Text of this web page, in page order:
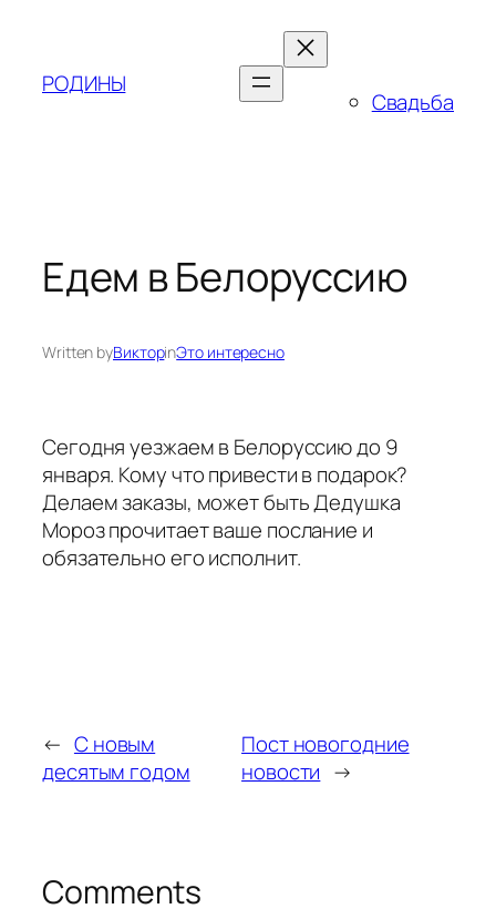
content
РОДИНЫ
Свадьба
Едем в Белоруссию
Written byВикторinЭто интересно
Сегодня уезжаем в Белоруссию до 9
января. Кому что привести в подарок?
Делаем заказы, может быть Дедушка
Мороз прочитает ваше послание и
обязательно его исполнит.
← С новым
десятым годом
Пост новогодние
новости →
Comments